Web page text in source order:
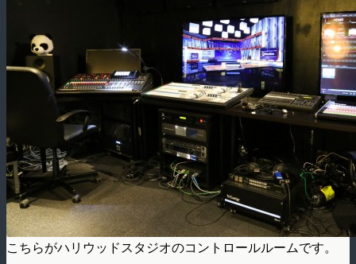
こちらがハリウッドスタジオのコントロールルームです。